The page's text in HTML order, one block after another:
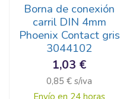
Borna de conexión
carril DIN 4mm
Phoenix Contact gris
3044102
1,03 €
0,85 € s/iva